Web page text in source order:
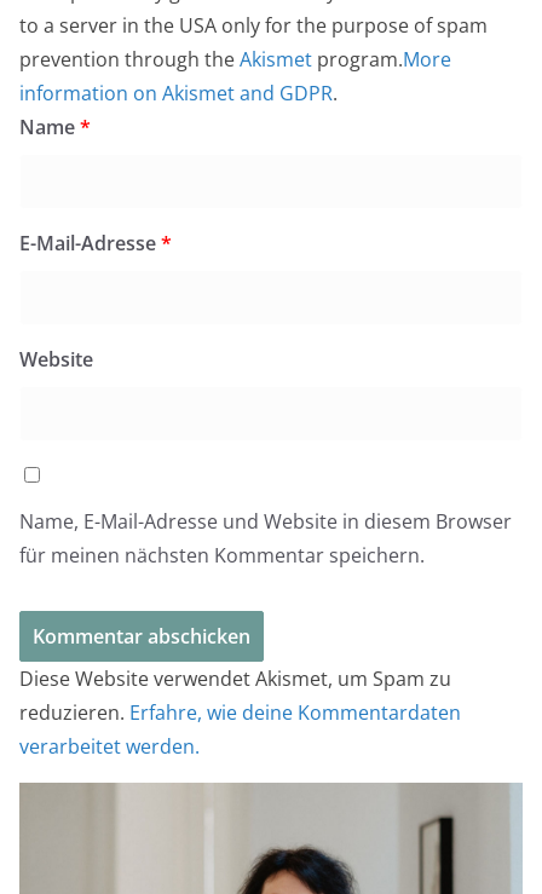
to a server in the USA only for the purpose of spam
prevention through theAkismet program.More
information on Akismet and GDPR.
Name*
E-Mail-Adresse*
Website
Name, E-Mail-Adresse und Website in diesem Browser
für meinen nächsten Kommentar speichern.
Diese Website verwendet Akismet, um Spam zu
reduzieren. Erfahre, wie deine Kommentardaten
verarbeitet werden.